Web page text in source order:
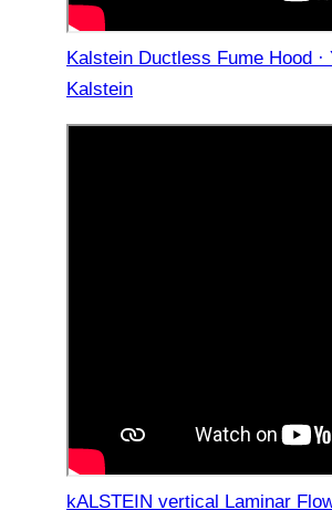
Kalstein Ductless Fume Hood ·
Kalstein
kALSTEIN vertical Laminar